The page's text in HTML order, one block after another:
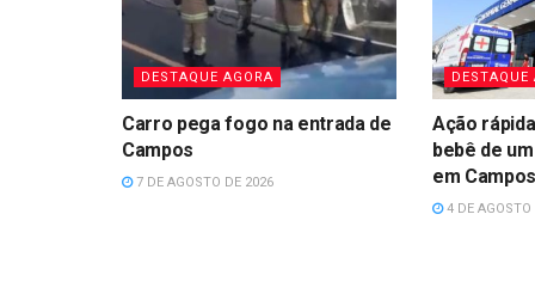
DESTAQUE AGORA
Carro pega fogo na entrada de
Campos
7 DE AGOSTO DE 2026
DESTAQUE
Ação
bebê de
em
4 DE AGOSTO